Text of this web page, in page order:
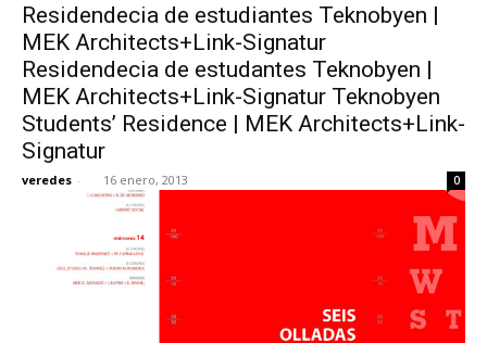
Residendecia de estudiantes Teknobyen |
MEK Architects+Link-Signatur
Residendecia de estudantes Teknobyen |
MEK Architects+Link-Signatur Teknobyen
Students’ Residence | MEK Architects+Link-
Signatur
veredes - 16 enero, 2013 0